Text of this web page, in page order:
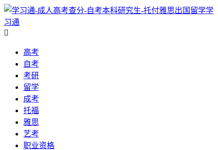
学
习通

高考
自考
考研
留学
成考
托福
雅思
艺考
职业资格